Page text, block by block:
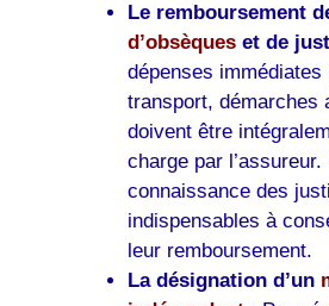
Le remboursement
d’obsèqueset de
dépenses
transport, démarches
doivent être
charge par l’assureur.
connaissance des
indispensables à
leur remboursement.
La désignation d’un